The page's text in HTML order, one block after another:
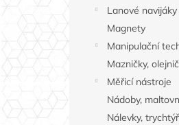
Lanové navijáky
Magnety
Manipulační
Mazničky,
Měřicí nástroje
Nádoby,
Nálevky,